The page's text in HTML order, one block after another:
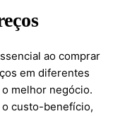
ao comprar
em diferentes
melhor negócio.
custo-benefício,